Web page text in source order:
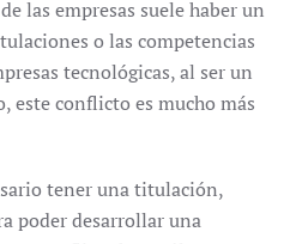
las empresas suele haber un
o las competencias
tecnológicas, al ser un
este conflicto es mucho más
tener una titulación,
poder desarrollar una